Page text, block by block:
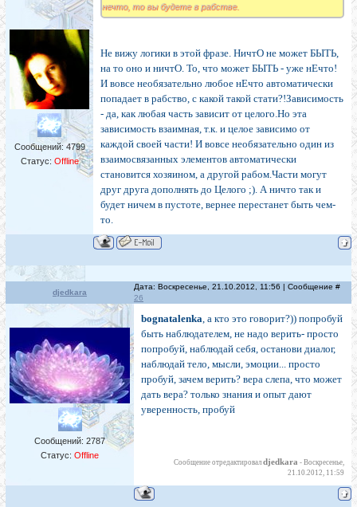
Сообщений: 4799
Статус: Offline
нечто, то вы будете в рабстве.
Не вижу логики в этой фразе. НичтО не может БЫТЬ,
на то оно и ничтО. То, что может БЫТЬ - уже нЕчто!
И вовсе необязательно любое нЕчто автоматически
попадает в рабство, с какой такой стати?!Зависимость
- да, как любая часть зависит от целого.Но эта
зависимость взаимная, т.к. и целое зависимо от
каждой своей части! И вовсе необязательно один из
взаимосвязанных элементов автоматически
становится хозяином, а другой рабом.Части могут
друг друга дополнять до Целого ;). А ничто так и
будет ничем в пустоте, вернее перестанет быть чем-
то.
djedkara
Дата: Воскресенье, 21.10.2012, 11:56 | Сообщение #
26
Сообщений: 2787
Статус: Offline
bognatalenka, а кто это говорит?)) попробуй
быть наблюдателем, не надо верить- просто
попробуй, наблюдай себя, останови диалог,
наблюдай тело, мысли, эмоции... просто
пробуй, зачем верить? вера слепа, что может
дать вера? только знания и опыт дают
уверенность, пробуй
Сообщение отредактировал djedkara - Воскресенье,
21.10.2012, 11:59